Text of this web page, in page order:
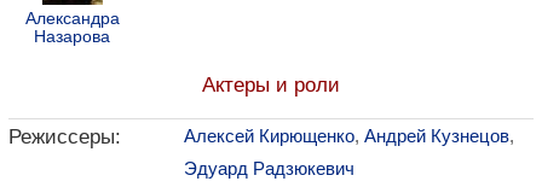
Александра
Назарова
Актеры и роли
Режиссеры: Алексей Кирющенко, Андрей Кузнецов,
Эдуард Радзюкевич